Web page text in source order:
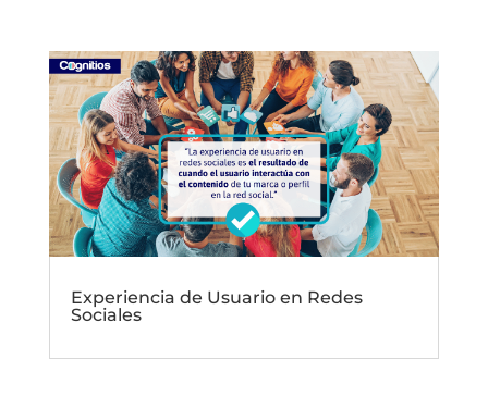
Experiencia de Usuario en Redes
Sociales